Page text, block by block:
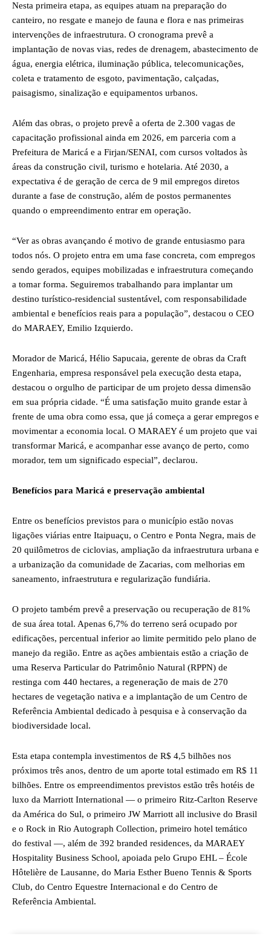
Nesta primeira etapa, as equipes atuam na preparação do
canteiro, no resgate e manejo de fauna e flora e nas primeiras
intervenções de infraestrutura. O cronograma prevê a
implantação de novas vias, redes de drenagem, abastecimento de
água, energia elétrica, iluminação pública, telecomunicações,
coleta e tratamento de esgoto, pavimentação, calçadas,
paisagismo, sinalização e equipamentos urbanos.
Além das obras, o projeto prevê a oferta de 2.300 vagas de
capacitação profissional ainda em 2026, em parceria com a
Prefeitura de Maricá e a Firjan/SENAI, com cursos voltados às
áreas da construção civil, turismo e hotelaria. Até 2030, a
expectativa é de geração de cerca de 9 mil empregos diretos
durante a fase de construção, além de postos permanentes
quando o empreendimento entrar em operação.
“Ver as obras avançando é motivo de grande entusiasmo para
todos nós. O projeto entra em uma fase concreta, com empregos
sendo gerados, equipes mobilizadas e infraestrutura começando
a tomar forma. Seguiremos trabalhando para implantar um
destino turístico-residencial sustentável, com responsabilidade
ambiental e benefícios reais para a população”, destacou o CEO
do MARAEY, Emilio Izquierdo.
Morador de Maricá, Hélio Sapucaia, gerente de obras da Craft
Engenharia, empresa responsável pela execução desta etapa,
destacou o orgulho de participar de um projeto dessa dimensão
em sua própria cidade. “É uma satisfação muito grande estar à
frente de uma obra como essa, que já começa a gerar empregos e
movimentar a economia local. O MARAEY é um projeto que vai
transformar Maricá, e acompanhar esse avanço de perto, como
morador, tem um significado especial”, declarou.
Benefícios para Maricá e preservação ambiental
Entre os benefícios previstos para o município estão novas
ligações viárias entre Itaipuaçu, o Centro e Ponta Negra, mais de
20 quilômetros de ciclovias, ampliação da infraestrutura urbana e
a urbanização da comunidade de Zacarias, com melhorias em
saneamento, infraestrutura e regularização fundiária.
O projeto também prevê a preservação ou recuperação de 81%
de sua área total. Apenas 6,7% do terreno será ocupado por
edificações, percentual inferior ao limite permitido pelo plano de
manejo da região. Entre as ações ambientais estão a criação de
uma Reserva Particular do Patrimônio Natural (RPPN) de
restinga com 440 hectares, a regeneração de mais de 270
hectares de vegetação nativa e a implantação de um Centro de
Referência Ambiental dedicado à pesquisa e à conservação da
biodiversidade local.
Esta etapa contempla investimentos de R$ 4,5 bilhões nos
próximos três anos, dentro de um aporte total estimado em R$ 11
bilhões. Entre os empreendimentos previstos estão três hotéis de
luxo da Marriott International — o primeiro Ritz-Carlton Reserve
da América do Sul, o primeiro JW Marriott all inclusive do Brasil
e o Rock in Rio Autograph Collection, primeiro hotel temático
do festival —, além de 392 branded residences, da MARAEY
Hospitality Business School, apoiada pelo Grupo EHL – École
Hôtelière de Lausanne, do Maria Esther Bueno Tennis & Sports
Club, do Centro Equestre Internacional e do Centro de
Referência Ambiental.